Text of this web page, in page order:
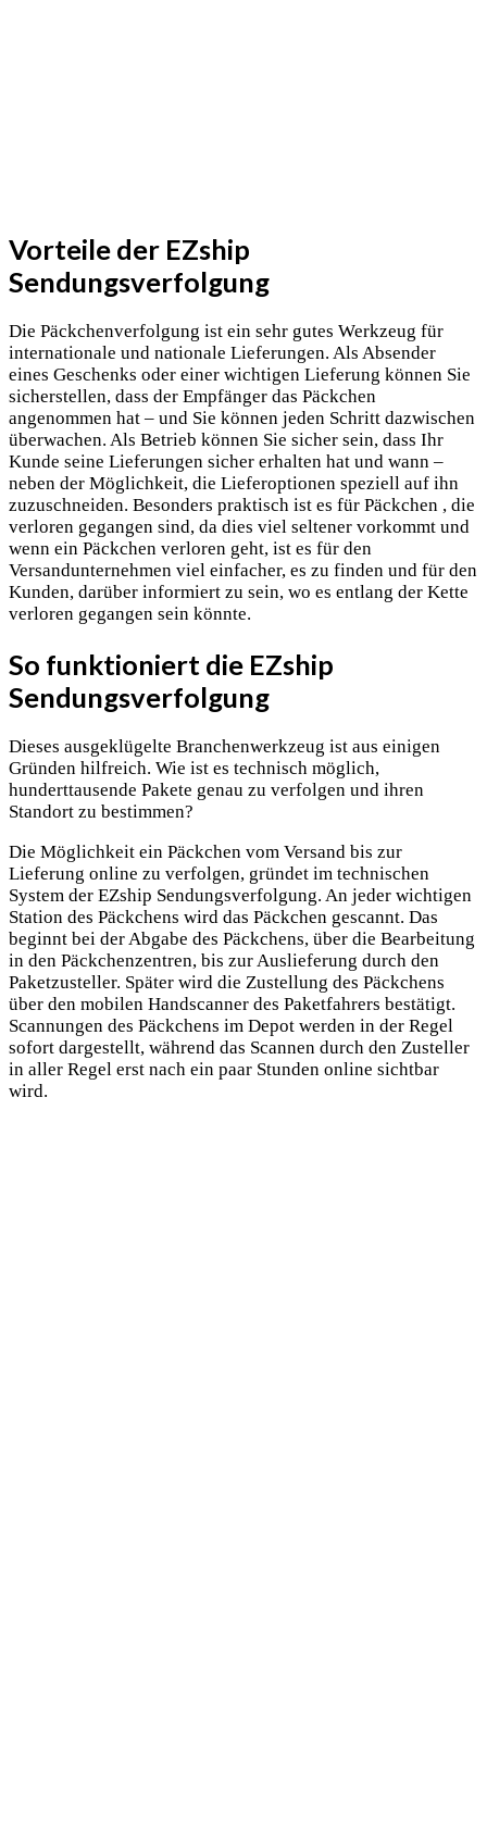
Vorteile der EZship
Sendungsverfolgung
Die Päckchenverfolgung ist ein sehr gutes Werkzeug für
internationale und nationale Lieferungen. Als Absender
eines Geschenks oder einer wichtigen Lieferung können Sie
sicherstellen, dass der Empfänger das Päckchen
angenommen hat – und Sie können jeden Schritt dazwischen
überwachen. Als Betrieb können Sie sicher sein, dass Ihr
Kunde seine Lieferungen sicher erhalten hat und wann –
neben der Möglichkeit, die Lieferoptionen speziell auf ihn
zuzuschneiden. Besonders praktisch ist es für Päckchen , die
verloren gegangen sind, da dies viel seltener vorkommt und
wenn ein Päckchen verloren geht, ist es für den
Versandunternehmen viel einfacher, es zu finden und für den
Kunden, darüber informiert zu sein, wo es entlang der Kette
verloren gegangen sein könnte.
So funktioniert die EZship
Sendungsverfolgung
Dieses ausgeklügelte Branchenwerkzeug ist aus einigen
Gründen hilfreich. Wie ist es technisch möglich,
hunderttausende Pakete genau zu verfolgen und ihren
Standort zu bestimmen?
Die Möglichkeit ein Päckchen vom Versand bis zur
Lieferung online zu verfolgen, gründet im technischen
System der EZship Sendungsverfolgung. An jeder wichtigen
Station des Päckchens wird das Päckchen gescannt. Das
beginnt bei der Abgabe des Päckchens, über die Bearbeitung
in den Päckchenzentren, bis zur Auslieferung durch den
Paketzusteller. Später wird die Zustellung des Päckchens
über den mobilen Handscanner des Paketfahrers bestätigt.
Scannungen des Päckchens im Depot werden in der Regel
sofort dargestellt, während das Scannen durch den Zusteller
in aller Regel erst nach ein paar Stunden online sichtbar
wird.